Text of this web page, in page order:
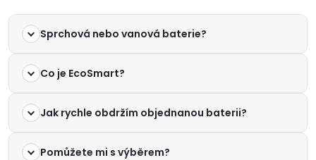
Sprchová nebo vanová baterie?
Co je EcoSmart?
Jak rychle obdržím objednanou baterii?
Pomůžete mi s výběrem?